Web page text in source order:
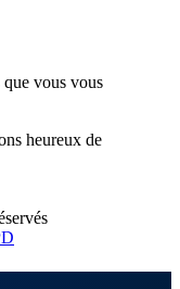
vous vous
heureux de